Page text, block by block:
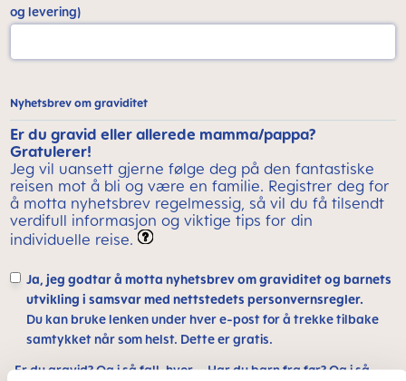
og levering)
Nyhetsbrev om graviditet
Er du gravid eller allerede mamma/pappa?
Gratulerer!
Jeg vil uansett gjerne følge deg på den fantastiske
reisen mot å bli og være en familie. Registrer deg for
å motta nyhetsbrev regelmessig, så vil du få tilsendt
verdifull informasjon og viktige tips for din
individuelle reise.
Ja, jeg godtar å motta nyhetsbrev om graviditet og barnets
utvikling i samsvar med nettstedets personvernsregler.
Du kan bruke lenken under hver e-post for å trekke tilbake
samtykket når som helst. Dette er gratis.
Er du gravid? Og i så fall, hvor
Har du barn fra før? Og i så